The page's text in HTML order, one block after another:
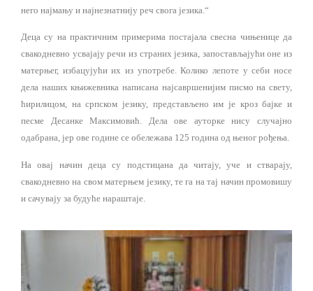
него најмању и најнезнатнију реч свога језика.“
Деца су на практичним примерима постајала свесна чињенице да
свакодневно усвајају речи из страних језика, запостављајући оне из
матерњег, избацујући их из употребе. Колико лепоте у себи носе
дела наших књижевника написана најсавршенијим писмо на свету,
ћирилицом, на српском језику, представљено им је кроз бајке и
песме Десанке Максимовић. Дела ове ауторке нису случајно
одабрана, јер ове године се обележава 125 година од њеног рођења.
На овај начин деца су подстицана да читају, уче и стварају,
свакодневно на свом матерњем језику, те га на тај начин промовишу
и сачувају за будуће нараштаје.